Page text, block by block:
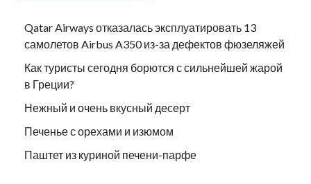
Qatar Airways отказалась эксплуатировать 13
самолетов Airbus A350 из-за дефектов фюзеляжей
Как туристы сегодня борются с сильнейшей жарой
в Греции?
Нежный и очень вкусный десерт
Печенье с орехами и изюмом
Паштет из куриной печени-парфе